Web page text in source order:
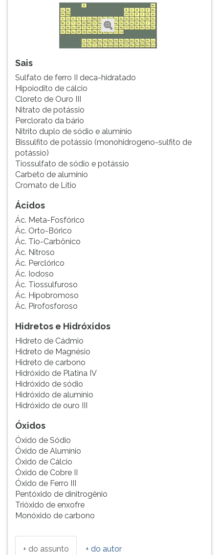
Sais
Sulfato de ferro II deca-hidratado
Hipoiodito de cálcio
Cloreto de Ouro III
Nitrato de potássio
Perclorato da bário
Nitrito duplo de sódio e alumínio
Bissulfito de potássio (monohidrogeno-sulfito de
potássio)
Tiossulfato de sódio e potássio
Carbeto de alumínio
Cromato de Lítio
Ácidos
Ác. Meta-Fosfórico
Ác. Orto-Bórico
Ác. Tio-Carbônico
Ác. Nitroso
Ác. Perclórico
Ác. Iodoso
Ác. Tiossulfuroso
Ác. Hipobromoso
Ác. Pirofosforoso
Hidretos e Hidróxidos
Hidreto de Cádmio
Hidreto de Magnésio
Hidreto de carbono
Hidróxido de Platina IV
Hidróxido de sódio
Hidróxido de alumínio
Hidróxido de ouro III
Óxidos
Óxido de Sódio
Óxido de Alumínio
Óxido de Cálcio
Óxido de Cobre II
Óxido de Ferro III
Pentóxido de dinitrogênio
Trióxido de enxofre
Monóxido de carbono
+ do assunto + do autor